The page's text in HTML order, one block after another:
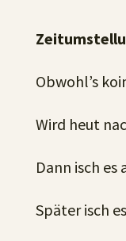
Obwohl’s
Wird heut
Dann isch
Später isch